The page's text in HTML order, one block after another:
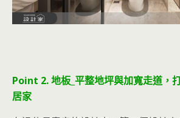
Point 2. 地板_平整地坪與加寬走道，
居家